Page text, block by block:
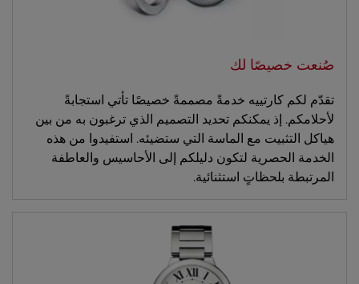
صُنعت خصيصًا لك
تقدّم لكم كارتييه خدمةً مصممةً خصيصًا تأتي استجابةً
لأحلامكم. إذ يمكنكم تحديد التصميم الذي ترغبون به من بين
هياكل التثبيت مع الماسة التي ستضيئه. استفيدوا من هذه
الخدمة الحصرية لتكون دليلكم إلى الأحاسيس والعاطفة
المرتبطة بلحظاتٍ استثنائية.